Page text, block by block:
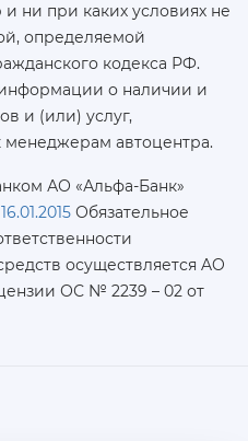
ни при каких условиях не
определяемой
кодекса РФ.
о наличии и
и (или) услуг,
менеджерам автоцентра.
АО «Альфа-Банк»
Обязательное
осуществляется AO
ОС № 2239 – 02 от